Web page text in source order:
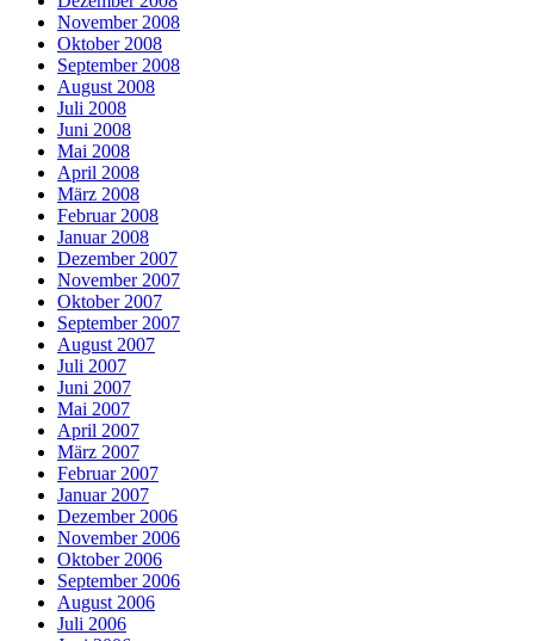
November 2008
Oktober 2008
September 2008
August 2008
Juli 2008
Juni 2008
Mai 2008
April 2008
März 2008
Februar 2008
Januar 2008
Dezember 2007
November 2007
Oktober 2007
September 2007
August 2007
Juli 2007
Juni 2007
Mai 2007
April 2007
März 2007
Februar 2007
Januar 2007
Dezember 2006
November 2006
Oktober 2006
September 2006
August 2006
Juli 2006